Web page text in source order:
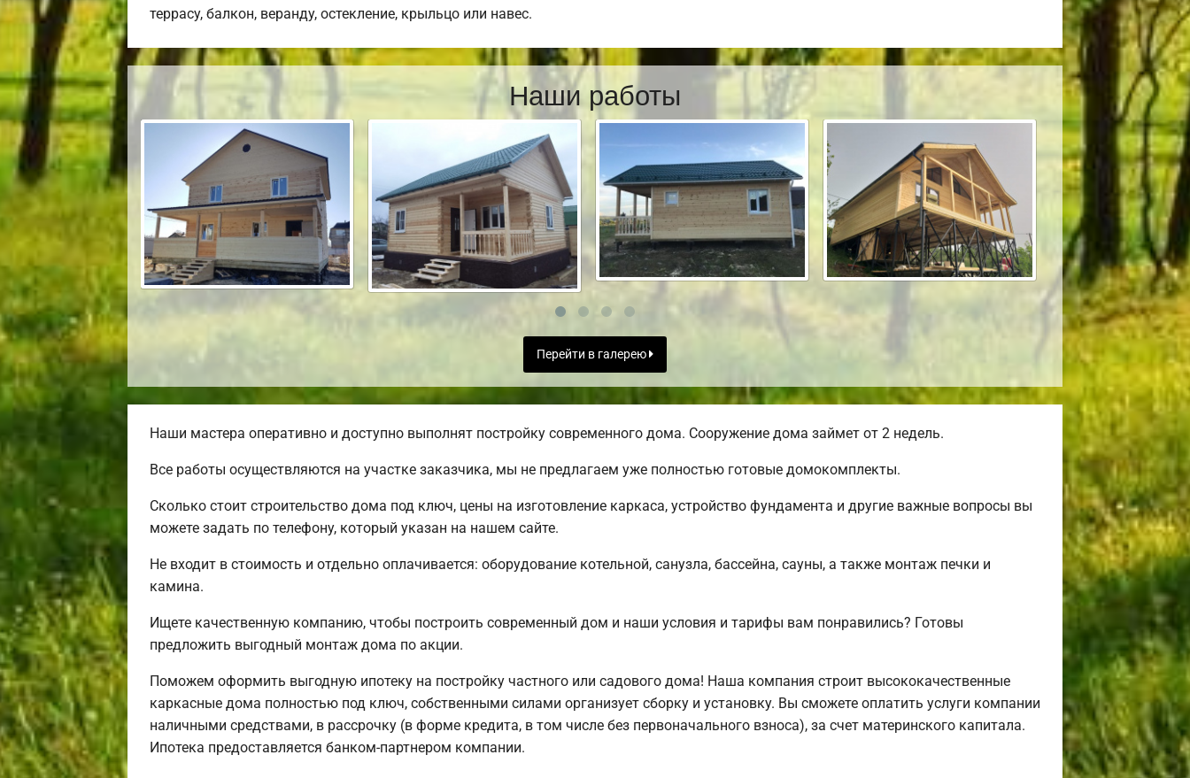
террасу, балкон, веранду, остекление, крыльцо или навес.
Наши работы
Перейти в галерею
Наши мастера оперативно и доступно выполнят постройку современного дома. Сооружение дома займет от 2 недель.
Все работы осуществляются на участке заказчика, мы не предлагаем уже полностью готовые домокомплекты.
Сколько стоит строительство дома под ключ, цены на изготовление каркаса, устройство фундамента и другие важные вопросы вы
можете задать по телефону, который указан на нашем сайте.
Не входит в стоимость и отдельно оплачивается: оборудование котельной, санузла, бассейна, сауны, а также монтаж печки и
камина.
Ищете качественную компанию, чтобы построить современный дом и наши условия и тарифы вам понравились? Готовы
предложить выгодный монтаж дома по акции.
Поможем оформить выгодную ипотеку на постройку частного или садового дома! Наша компания строит высококачественные
каркасные дома полностью под ключ, собственными силами организует сборку и установку. Вы сможете оплатить услуги компании
наличными средствами, в рассрочку (в форме кредита, в том числе без первоначального взноса), за счет материнского капитала.
Ипотека предоставляется банком-партнером компании.